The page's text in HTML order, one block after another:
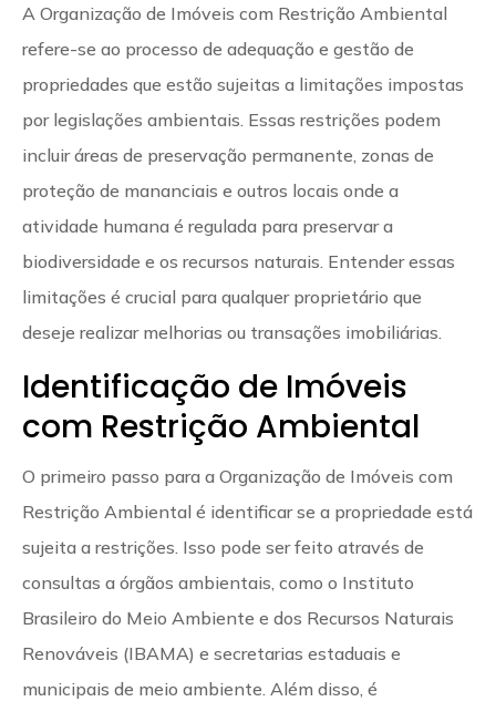
A Organização de Imóveis com Restrição Ambiental
refere-se ao processo de adequação e gestão de
propriedades que estão sujeitas a limitações impostas
por legislações ambientais. Essas restrições podem
incluir áreas de preservação permanente, zonas de
proteção de mananciais e outros locais onde a
atividade humana é regulada para preservar a
biodiversidade e os recursos naturais. Entender essas
limitações é crucial para qualquer proprietário que
deseje realizar melhorias ou transações imobiliárias.
Identificação de Imóveis
com Restrição Ambiental
O primeiro passo para a Organização de Imóveis com
Restrição Ambiental é identificar se a propriedade está
sujeita a restrições. Isso pode ser feito através de
consultas a órgãos ambientais, como o Instituto
Brasileiro do Meio Ambiente e dos Recursos Naturais
Renováveis (IBAMA) e secretarias estaduais e
municipais de meio ambiente. Além disso, é